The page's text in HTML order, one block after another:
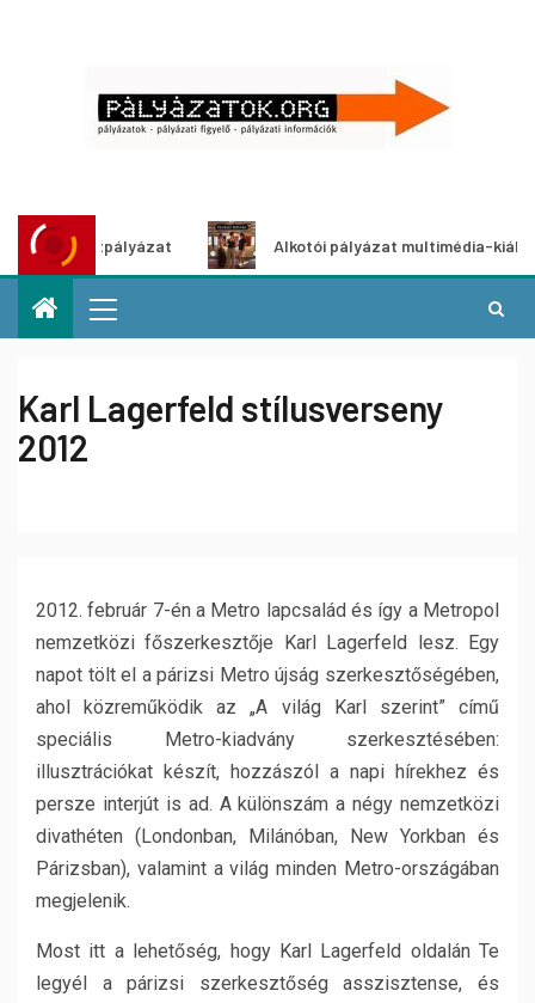
Alkotói pályázat multimédia-kiállításhoz
Karl Lagerfeld stílusverseny
2012
2012. február 7-én a Metro lapcsalád és így a Metropol
nemzetközi főszerkesztője Karl Lagerfeld lesz. Egy
napot tölt el a párizsi Metro újság szerkesztőségében,
ahol közreműködik az „A világ Karl szerint” című
speciális Metro-kiadvány szerkesztésében:
illusztrációkat készít, hozzászól a napi hírekhez és
persze interjút is ad. A különszám a négy nemzetközi
divathéten (Londonban, Milánóban, New Yorkban és
Párizsban), valamint a világ minden Metro-országában
megjelenik.
Most itt a lehetőség, hogy Karl Lagerfeld oldalán Te
legyél a párizsi szerkesztőség asszisztense, és